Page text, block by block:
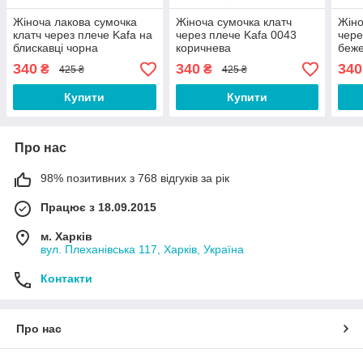
Жіноча лакова сумочка
клатч через плече Kafa на
блискавці чорна
340 ₴ 425 ₴
Купити
Жіноча сумочка клатч
через плече Kafa 0043
коричнева
340₴ 425 ₴
Купити
340
Про нас
98% позитивних з 768 відгуків за рік
Працює з 18.09.2015
м. Харків
вул. Плеханівська 117, Харків, Україна
Контакти
Про нас